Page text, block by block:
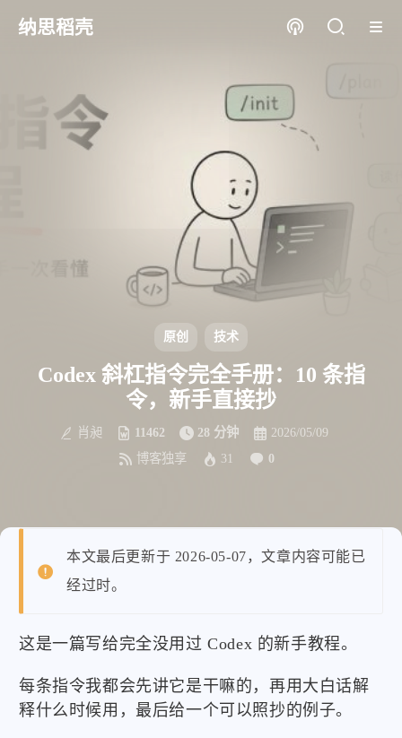
纳思稻壳
原创 技术
Codex 斜杠指令完全手册：10 条指
令，新手直接抄
肖昶 11462 28 分钟
2026/05/09
博客独享
31 0
本文最后更新于 2026-05-07，文章内容可能已
经过时。
这是一篇写给完全没用过 Codex 的新手教程。
每条指令我都会先讲它是干嘛的，再用大白话解
释什么时候用，最后给一个可以照抄的例子。